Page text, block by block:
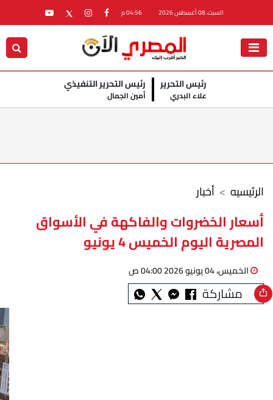
السبت، 08 أغسطس 2026
رئيس التحرير
علاء البدري
رئيس التحرير التنفيذي
أمين الجمال
أخبار الرئيسيه
أسعار الخضروات والفاكهة في الأسواق
المصرية اليوم الخميس 4 يونيو
الخميس، 04 يونيو 2026 04:00 ص
مشاركة